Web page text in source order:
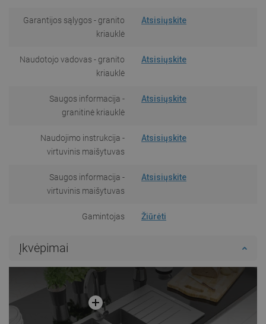
Garantijos sąlygos - granito
kriauklė
Atsisiųskite
Naudotojo vadovas - granito
kriauklė
Atsisiųskite
Saugos informacija -
granitinė kriauklė
Atsisiųskite
Naudojimo instrukcija -
virtuvinis maišytuvas
Atsisiųskite
Saugos informacija -
virtuvinis maišytuvas
Atsisiųskite
Gamintojas Žiūrėti
Įkvėpimai